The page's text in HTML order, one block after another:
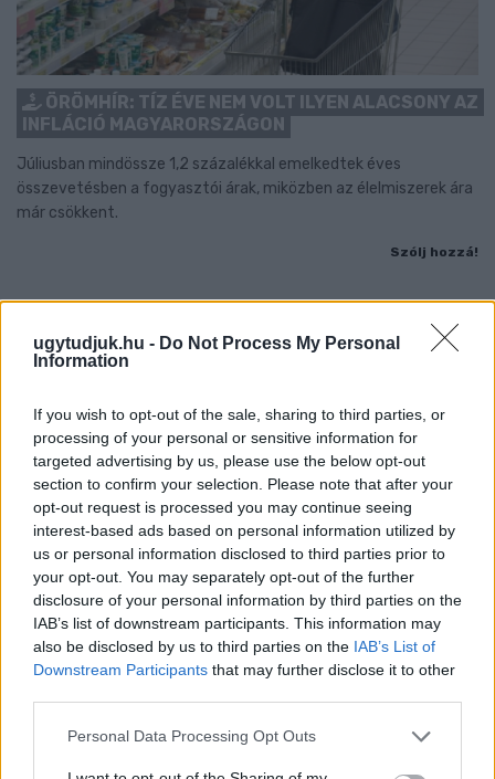
ugytudjuk.hu - Do Not Process My Personal
Information
If you wish to opt-out of the sale, sharing to third parties, or
processing of your personal or sensitive information for
targeted advertising by us, please use the below opt-out
section to confirm your selection. Please note that after your
opt-out request is processed you may continue seeing
interest-based ads based on personal information utilized by
us or personal information disclosed to third parties prior to
your opt-out. You may separately opt-out of the further
disclosure of your personal information by third parties on the
IAB’s list of downstream participants. This information may
also be disclosed by us to third parties on the IAB’s List of
Downstream Participants that may further disclose it to other
Please note that this website/app uses one or more Google
Personal Data Processing Opt Outs
ÖRÖMHÍR: TÍZ ÉVE NEM VOLT ILYEN ALACSONY AZ
INFLÁCIÓ MAGYARORSZÁGON
Júliusban mindössze 1,2 százalékkal emelkedtek éves
összevetésben a fogyasztói árak, miközben az élelmiszerek ára
már csökkent.
Szólj hozzá!
A BAROKK ÖSSZES ÁRNYALATA ÉS MÉG EGY SOR
KIVÁLÓ PROGRAM VÁR MINDENKIT EZEN A HÉTVÉGÉN
GYŐRBEN
Középpontban a hagyományőrzés, de lesz Pogány Induló és